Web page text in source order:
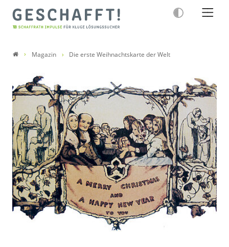
Magazin Die erste Weihnachtskarte der Welt